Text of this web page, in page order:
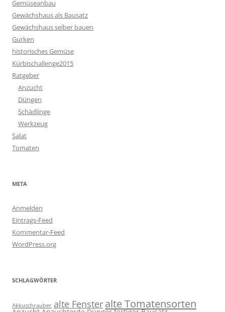
Gemüseanbau
Gewächshaus als Bausatz
Gewächshaus selber bauen
Gurken
historisches Gemüse
Kürbischallenge2015
Ratgeber
Anzucht
Düngen
Schädlinge
Werkzeug
Salat
Tomaten
META
Anmelden
Eintrags-Feed
Kommentar-Feed
WordPress.org
SCHLAGWÖRTER
Akkuschrauber alte Fenster alte Tomatensorten